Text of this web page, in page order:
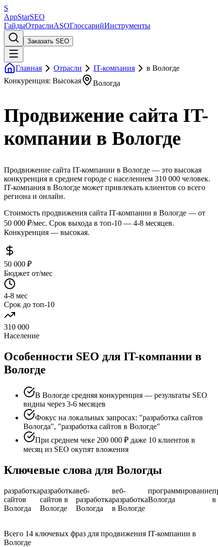
S
AppStarSEO
ГайдыОтраслиASOГлоссарийИнструменты
Заказать SEO
Главная Отрасли IT-компания
в Вологде
Конкуренция: Высокая
Вологда
Продвижение сайта IT-
компании в Вологде
Продвижение сайта IT-компании в Вологде — это высокая
конкуренция в среднем городе с населением 310 000 человек.
IT-компания в Вологде может привлекать клиентов со всего
региона и онлайн.
Стоимость продвижения сайта IT-компании в Вологде — от
50 000 ₽/мес. Срок выхода в топ-10 — 4-8 месяцев.
Конкуренция — высокая.
50 000 ₽
Бюджет от/мес
4-8 мес
Срок до топ-10
310 000
Население
Особенности SEO для IT-компании в
Вологде
В Вологде средняя конкуренция — результаты SEO
видны через 3-6 месяцев
Фокус на локальных запросах: "разработка сайтов
Вологда", "разработка сайтов в Вологде"
При среднем чеке 200 000 ₽ даже 10 клиентов в
месяц из SEO окупят вложения
Ключевые слова для Вологды
разработка
сайтов
Вологда
разработка
сайтов в
Вологде
веб-
разработка
Вологда
веб-
разработка
в Вологде
программирование
Вологда
в
Всего 14 ключевых фраз для продвижения IT-компании в
Вологде